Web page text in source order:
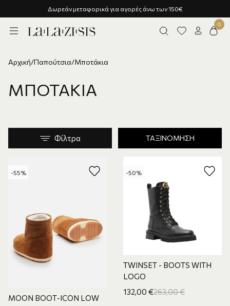
Υποστήριξη πελατών - Ρωτήστε μας!
Αρχική/Παπούτσια/Μποτάκια
ΜΠΟΤΆΚΙΑ
Φίλτρα ΤΑΞΙΝΌΜΗΣΗ
-55%
ΜΟΟΝ ΒΟΟΤ-ICON LOW
-50%
TWINSET - BOOTS WITH
LOGO
132,00 €263,00€